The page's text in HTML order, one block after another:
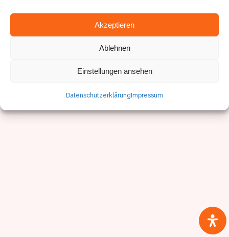
Akzeptieren
Ablehnen
Einstellungen ansehen
Datenschutzerklärung Impressum
Impressum/Datenschutz